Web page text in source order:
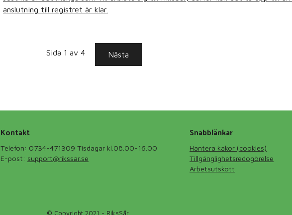
anslutning till registret är klar.
Sida 1 av 4 Nästa
Kontakt
Telefon: 0734-471309 Tisdagar kl.08.00-16.00
E-post: support@rikssar.se
Snabblänkar
Hantera kakor (cookies)
Tillgänglighetsredogörelse
Arbetsutskott
© Copyright 2021 - RiksSår